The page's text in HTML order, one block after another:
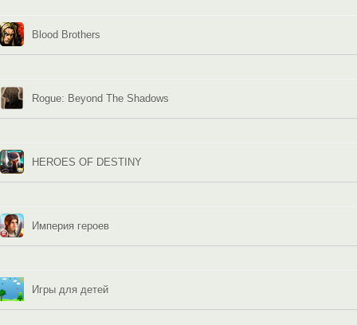
Blood Brothers
Rogue: Beyond The Shadows
HEROES OF DESTINY
Империя героев
Игры для детей